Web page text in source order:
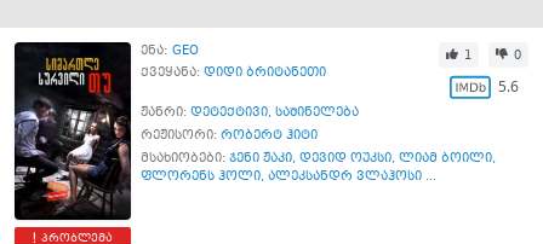
პრობლემა
ენა: GEO
ქვეყანა: დიდი ბრიტანეთი
1 0
5.6
ჟანრი: დეტექტივი, საშინელება
რეჟისორი: რობერტ ჰიტი
მსახიობები: ჯენი ჟაკი, დევიდ ოუკსი, ლიამ ბოილი,
ფლორენს ჰოლი, ალეკსანდრ ვლაჰოსი ...